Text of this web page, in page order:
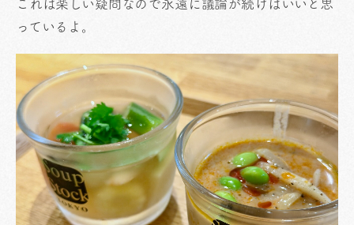
これは楽しい疑問なので永遠に議論が続けばいいと思
っているよ。